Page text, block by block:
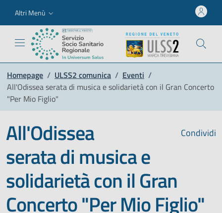
Altri Menù
Homepage / ULSS2 comunica / Eventi /
All'Odissea serata di musica e solidarietà con il Gran Concerto
"Per Mio Figlio"
Condividi
All'Odissea
serata di musica e
solidarietà con il Gran
Concerto "Per Mio Figlio"